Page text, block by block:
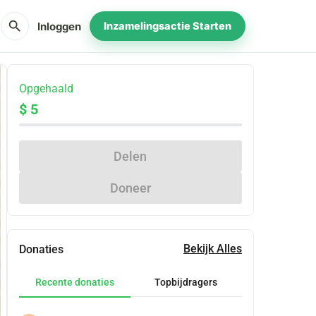
search Inloggen Inzamelingsactie Starten
Opgehaald
$ 5
Delen
Doneer
Donaties Bekijk Alles
Recente donaties Topbijdragers